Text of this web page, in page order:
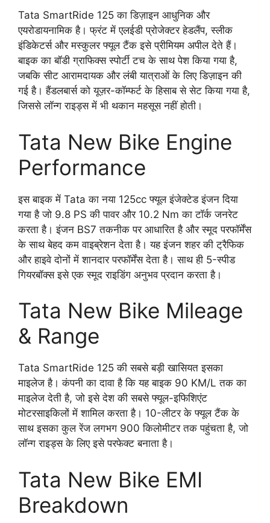
Tata SmartRide 125 का डिज़ाइन आधुनिक और
एयरोडायनामिक है। फ्रंट में एलईडी प्रोजेक्टर हेडलैंप, स्लीक
इंडिकेटर्स और मस्कुलर फ्यूल टैंक इसे प्रीमियम अपील देते हैं।
बाइक का बॉडी ग्राफिक्स स्पोर्टी टच के साथ पेश किया गया है,
जबकि सीट आरामदायक और लंबी यात्राओं के लिए डिज़ाइन की
गई है। हैंडलबार्स को यूज़र-कॉम्फर्ट के हिसाब से सेट किया गया है,
जिससे लॉन्ग राइड्स में भी थकान महसूस नहीं होती।
Tata New Bike Engine
Performance
इस बाइक में Tata का नया 125cc फ्यूल इंजेक्टेड इंजन दिया
गया है जो 9.8 PS की पावर और 10.2 Nm का टॉर्क जनरेट
करता है। इंजन BS7 तकनीक पर आधारित है और स्मूद परफॉर्मेंस
के साथ बेहद कम वाइब्रेशन देता है। यह इंजन शहर की ट्रैफिक
और हाइवे दोनों में शानदार परफॉर्मेंस देता है। साथ ही 5-स्पीड
गियरबॉक्स इसे एक स्मूद राइडिंग अनुभव प्रदान करता है।
Tata New Bike Mileage
& Range
Tata SmartRide 125 की सबसे बड़ी खासियत इसका
माइलेज है। कंपनी का दावा है कि यह बाइक 90 KM/L तक का
माइलेज देती है, जो इसे देश की सबसे फ्यूल-इफिशिएंट
मोटरसाइकिलों में शामिल करता है। 10-लीटर के फ्यूल टैंक के
साथ इसका कुल रेंज लगभग 900 किलोमीटर तक पहुंचता है, जो
लॉन्ग राइड्स के लिए इसे परफेक्ट बनाता है।
Tata New Bike EMI
Breakdown